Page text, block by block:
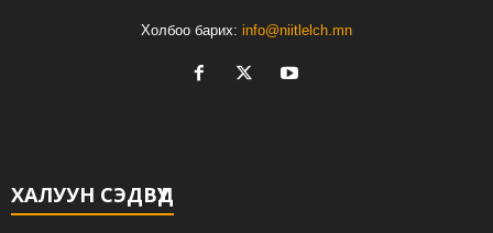
Холбоо барих: info@niitlelch.mn
ХАЛУУН СЭДВҮҮД